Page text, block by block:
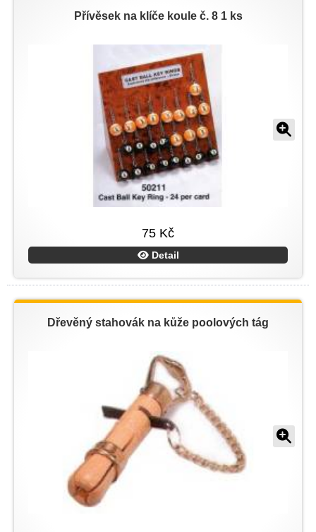
Přívěsek na klíče koule č. 8 1 ks
75 Kč
Detail
Dřevěný stahovák na kůže poolových tág